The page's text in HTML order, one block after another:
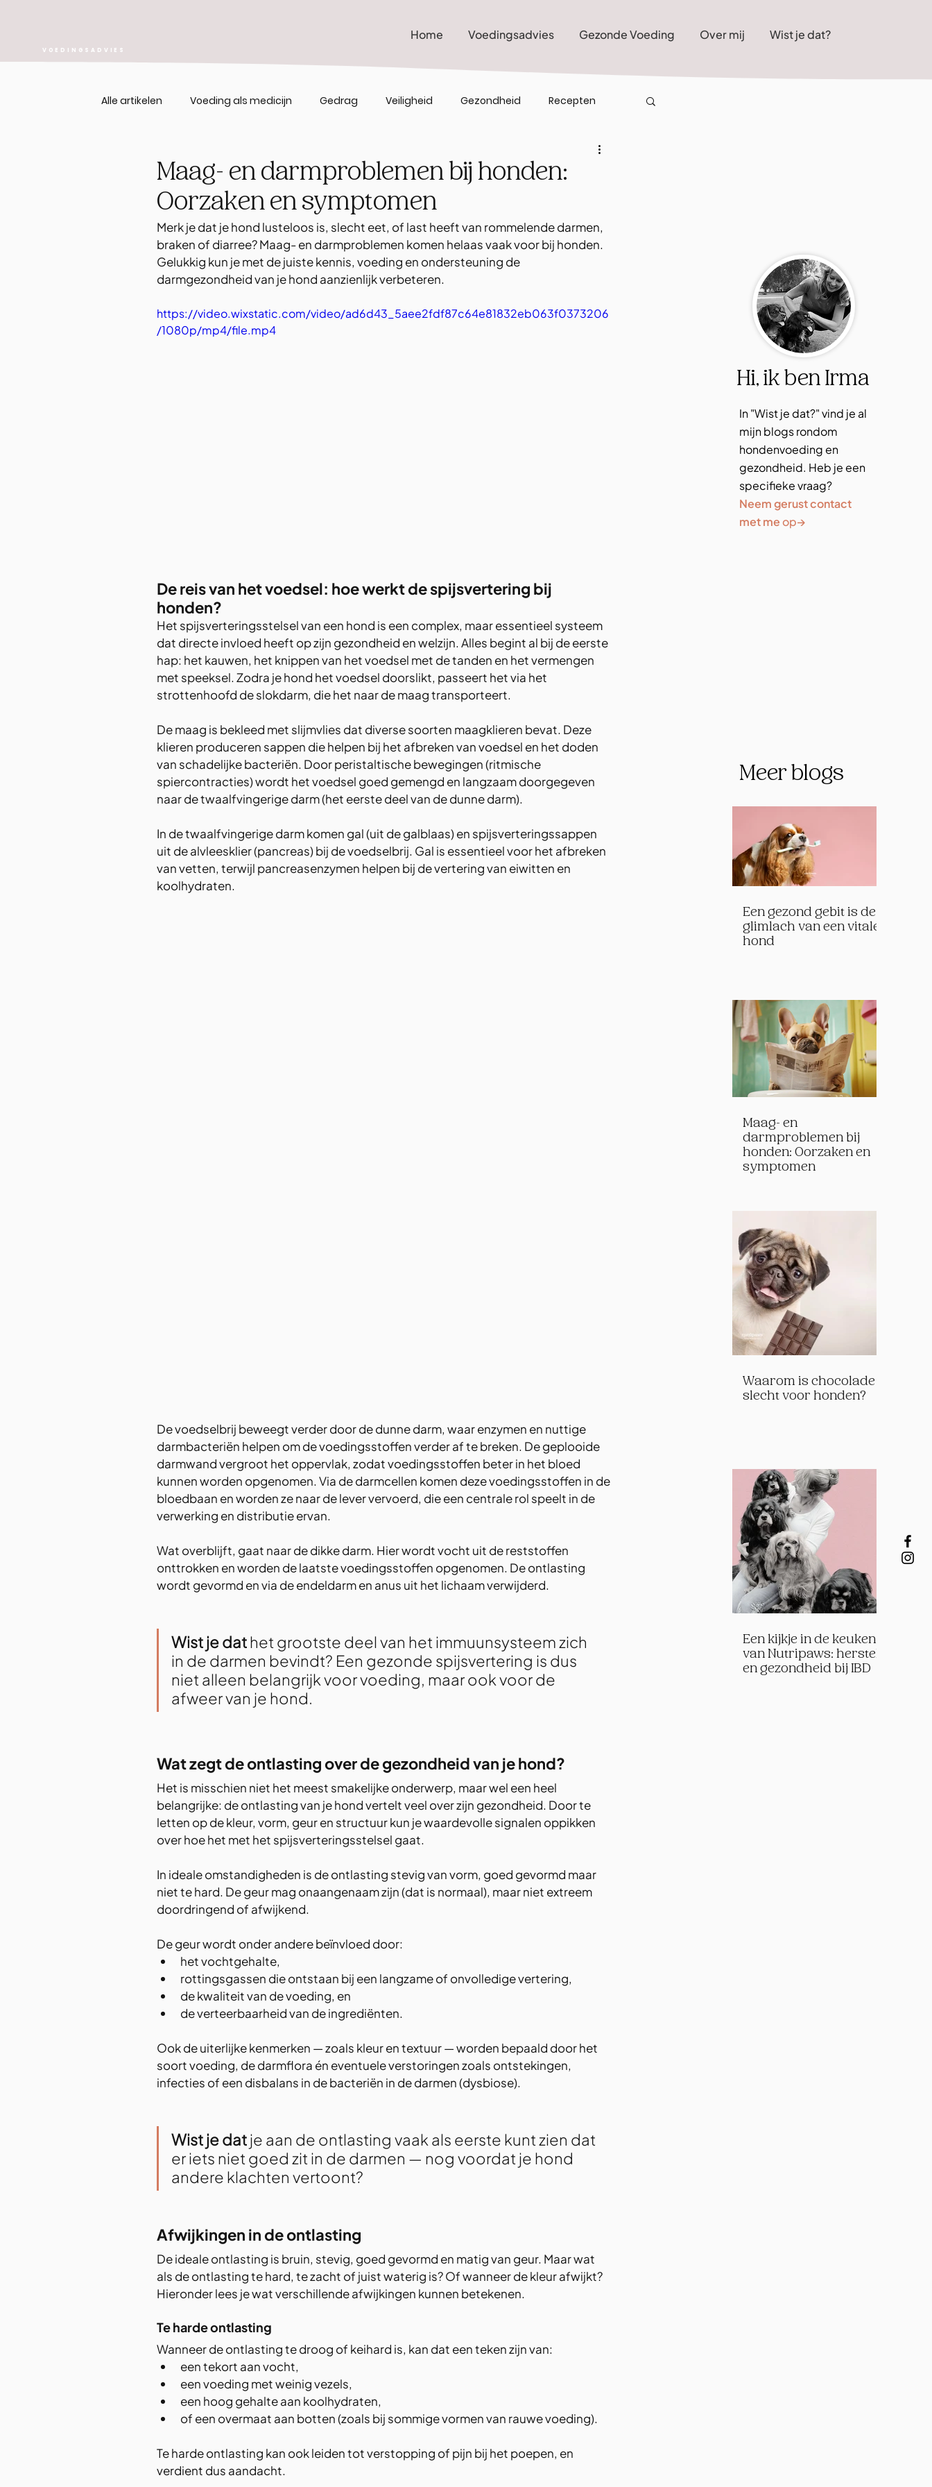
VOEDINGSADVIES
Home Voedingsadvies Gezonde Voeding Over mij Wist je dat?
Alle artikelen Voeding als medicijn Gedrag Veiligheid Gezondheid Recepten
Maag- en darmproblemen bij honden:
Oorzaken en symptomen
Merk je dat je hond lusteloos is, slecht eet, of last heeft van rommelende darmen,
braken of diarree? Maag- en darmproblemen komen helaas vaak voor bij honden.
Gelukkig kun je met de juiste kennis, voeding en ondersteuning de
darmgezondheid van je hond aanzienlijk verbeteren.
https://video.wixstatic.com/video/ad6d43_5aee2fdf87c64e81832eb063f0373206
/1080p/mp4/file.mp4
De reis van het voedsel: hoe werkt de spijsvertering bij
honden?
Het spijsverteringsstelsel van een hond is een complex, maar essentieel systeem
dat directe invloed heeft op zijn gezondheid en welzijn. Alles begint al bij de eerste
hap: het kauwen, het knippen van het voedsel met de tanden en het vermengen
met speeksel. Zodra je hond het voedsel doorslikt, passeert het via het
strottenhoofd de slokdarm, die het naar de maag transporteert.
De maag is bekleed met slijmvlies dat diverse soorten maagklieren bevat. Deze
klieren produceren sappen die helpen bij het afbreken van voedsel en het doden
van schadelijke bacteriën. Door peristaltische bewegingen (ritmische
spiercontracties) wordt het voedsel goed gemengd en langzaam doorgegeven
naar de twaalfvingerige darm (het eerste deel van de dunne darm).
In de twaalfvingerige darm komen gal (uit de galblaas) en spijsverteringssappen
uit de alvleesklier (pancreas) bij de voedselbrij. Gal is essentieel voor het afbreken
van vetten, terwijl pancreasenzymen helpen bij de vertering van eiwitten en
koolhydraten.
De voedselbrij beweegt verder door de dunne darm, waar enzymen en nuttige
darmbacteriën helpen om de voedingsstoffen verder af te breken. De geplooide
darmwand vergroot het oppervlak, zodat voedingsstoffen beter in het bloed
kunnen worden opgenomen. Via de darmcellen komen deze voedingsstoffen in de
bloedbaan en worden ze naar de lever vervoerd, die een centrale rol speelt in de
verwerking en distributie ervan.
Wat overblijft, gaat naar de dikke darm. Hier wordt vocht uit de reststoffen
onttrokken en worden de laatste voedingsstoffen opgenomen. De ontlasting
wordt gevormd en via de endeldarm en anus uit het lichaam verwijderd.
Wist je dat het grootste deel van het immuunsysteem zich
in de darmen bevindt? Een gezonde spijsvertering is dus
niet alleen belangrijk voor voeding, maar ook voor de
afweer van je hond.
Wat zegt de ontlasting over de gezondheid van je hond?
Het is misschien niet het meest smakelijke onderwerp, maar wel een heel
belangrijke: de ontlasting van je hond vertelt veel over zijn gezondheid. Door te
letten op de kleur, vorm, geur en structuur kun je waardevolle signalen oppikken
over hoe het met het spijsverteringsstelsel gaat.
In ideale omstandigheden is de ontlasting stevig van vorm, goed gevormd maar
niet te hard. De geur mag onaangenaam zijn (dat is normaal), maar niet extreem
doordringend of afwijkend.
De geur wordt onder andere beïnvloed door:
het vochtgehalte,
rottingsgassen die ontstaan bij een langzame of onvolledige vertering,
de kwaliteit van de voeding, en
de verteerbaarheid van de ingrediënten.
Ook de uiterlijke kenmerken — zoals kleur en textuur — worden bepaald door het
soort voeding, de darmflora én eventuele verstoringen zoals ontstekingen,
infecties of een disbalans in de bacteriën in de darmen (dysbiose).
Wist je dat je aan de ontlasting vaak als eerste kunt zien dat
er iets niet goed zit in de darmen — nog voordat je hond
andere klachten vertoont?
Afwijkingen in de ontlasting
De ideale ontlasting is bruin, stevig, goed gevormd en matig van geur. Maar wat
als de ontlasting te hard, te zacht of juist waterig is? Of wanneer de kleur afwijkt?
Hieronder lees je wat verschillende afwijkingen kunnen betekenen.
Te harde ontlasting
Wanneer de ontlasting te droog of keihard is, kan dat een teken zijn van:
een tekort aan vocht,
een voeding met weinig vezels,
een hoog gehalte aan koolhydraten,
of een overmaat aan botten (zoals bij sommige vormen van rauwe voeding).
Te harde ontlasting kan ook leiden tot verstopping of pijn bij het poepen, en
verdient dus aandacht.
Hi, ik ben Irma
In "Wist je dat?" vind je al
mijn blogs rondom
hondenvoeding en
gezondheid. Heb je een
specifieke vraag?
Neem gerust contact
met meop→
Meer blogs
Een gezond gebit is de
glimlach van een vitale
hond
Maag- en
darmproblemen bij
honden: Oorzaken en
symptomen
Waarom is chocolade
slecht voor honden?
Een kijkje in de keuken
van Nutripaws: herstel
en gezondheid bij IBD